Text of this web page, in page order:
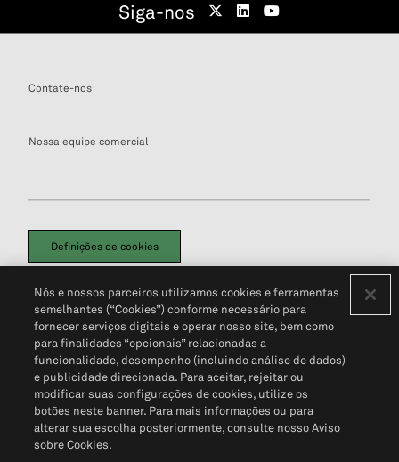
Siga-nos
Contate-nos
Nossa equipe comercial
Definições de cookies
Política de PrivacidadePortal de privacidade do cliente (em inglês)
Não Venda Minhas Informações Pessoais© 2026 S&P Global
Nós e nossos parceiros utilizamos cookies e ferramentas
semelhantes (“Cookies”) conforme necessário para
fornecer serviços digitais e operar nosso site, bem como
para finalidades “opcionais” relacionadas a
funcionalidade, desempenho (incluindo análise de dados)
e publicidade direcionada. Para aceitar, rejeitar ou
modificar suas configurações de cookies, utilize os
botões neste banner. Para mais informações ou para
alterar sua escolha posteriormente, consulte nosso Aviso
sobre Cookies.